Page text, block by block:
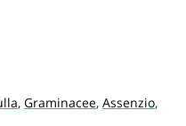
, Graminacee, Assenzio,